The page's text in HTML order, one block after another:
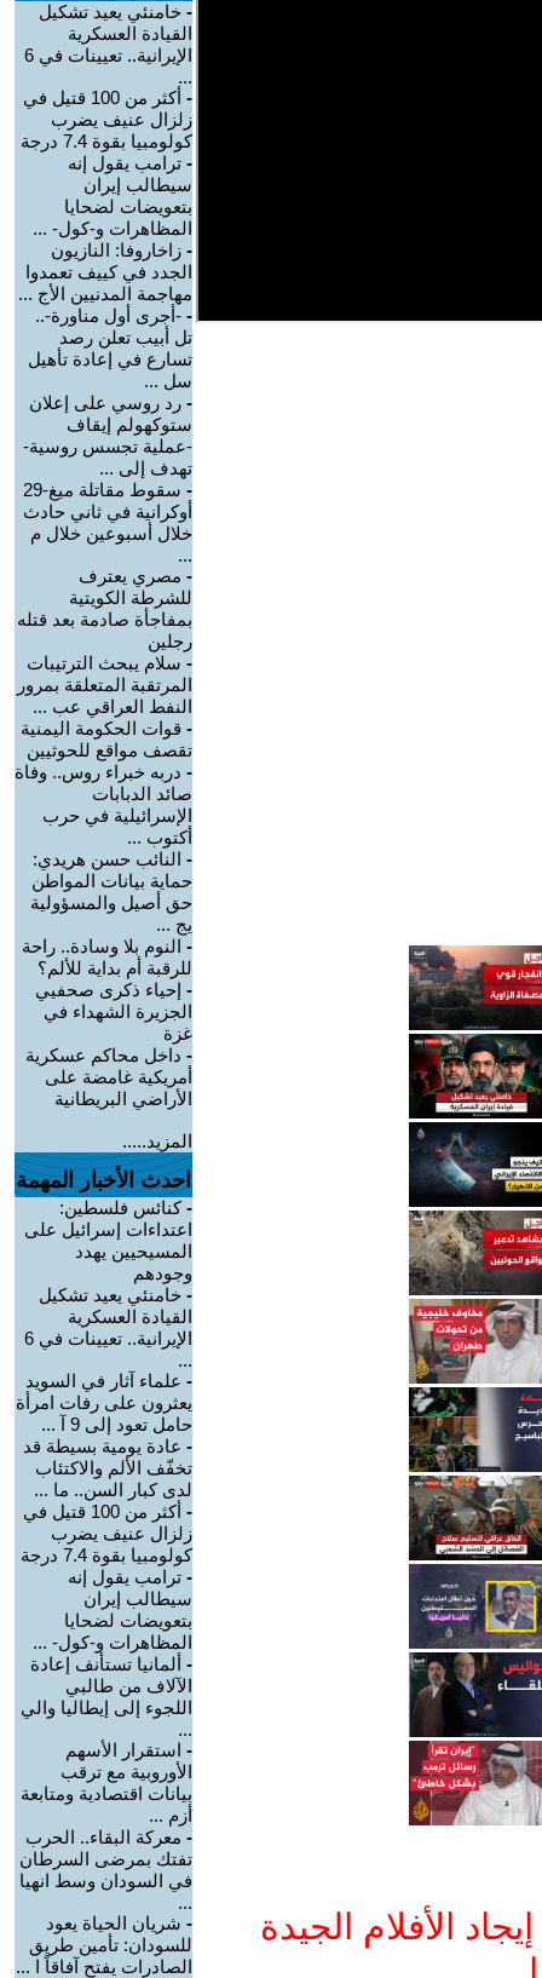
الأفلام الجيدة
- خامنئي يعيد تشكيل
القيادة العسكرية
الإيرانية.. تعيينات في 6
...
-
أكثر من 100 قتيل في
زلزال عنيف يضرب
كولومبيا بقوة 7.4 درجة
- ترامب يقول إنه
سيطالب إيران
بتعويضات لضحايا
المظاهرات و-كول- ...
- زاخاروفا: النازيون
الجدد في كييف تعمدوا
مهاجمة المدنيين الأج ...
- -أجرى أول مناورة-..
تل أبيب تعلن رصد
تسارع في إعادة تأهيل
سل ...
- رد روسي على إعلان
ستوكهولم إيقاف
-عملية تجسس روسية-
تهدف إلى ...
-
سقوط مقاتلة ميغ-29
أوكرانية في ثاني حادث
خلال أسبوعين خلال م
...
- مصري يعترف
للشرطة الكويتية
بمفاجأة صادمة بعد قتله
رجلين
- سلام يبحث الترتيبات
المرتقبة المتعلقة بمرور
النفط العراقي عب ...
- قوات الحكومة اليمنية
تقصف مواقع للحوثيين
- دربه خبراء روس.. وفاة
صائد الدبابات
الإسرائيلية في حرب
أكتوب ...
- النائب حسن هريدي:
حماية بيانات المواطن
حق أصيل والمسؤولية
يج ...
- النوم بلا وسادة.. راحة
للرقبة أم بداية للألم؟
- إحياء ذكرى صحفيي
الجزيرة الشهداء في
غزة
- داخل محاكم عسكرية
أمريكية غامضة على
الأراضي البريطانية
المزيد.....
احدث الأخبار المهمة
-كنائس فلسطين:
اعتداءات إسرائيل على
المسيحيين يهدد
وجودهم
- خامنئي يعيد تشكيل
القيادة العسكرية
الإيرانية.. تعيينات في 6
...
- علماء آثار في السويد
يعثرون على رفات امرأة
حامل تعود إلى 9 آ ...
- عادة يومية بسيطة قد
تخفّف الألم والاكتئاب
لدى كبار السن.. ما ...
-
أكثر من 100 قتيل في
زلزال عنيف يضرب
كولومبيا بقوة 7.4 درجة
- ترامب يقول إنه
سيطالب إيران
بتعويضات لضحايا
المظاهرات و-كول- ...
- ألمانيا تستأنف إعادة
الآلاف من طالبي
اللجوء إلى إيطاليا والي
...
- استقرار الأسهم
الأوروبية مع ترقب
بيانات اقتصادية ومتابعة
أزم ...
- معركة البقاء.. الحرب
تفتك بمرضى السرطان
في السودان وسط انهيا
...
- شريان الحياة يعود
للسودان: تأمين طريق
الصادرات يفتح آفاقاً ا ...